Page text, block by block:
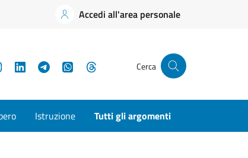
Accedi all'area personale
InstagramLinkedInTelegramWhatsApp Cerca
Istruzione Tutti gli argomenti